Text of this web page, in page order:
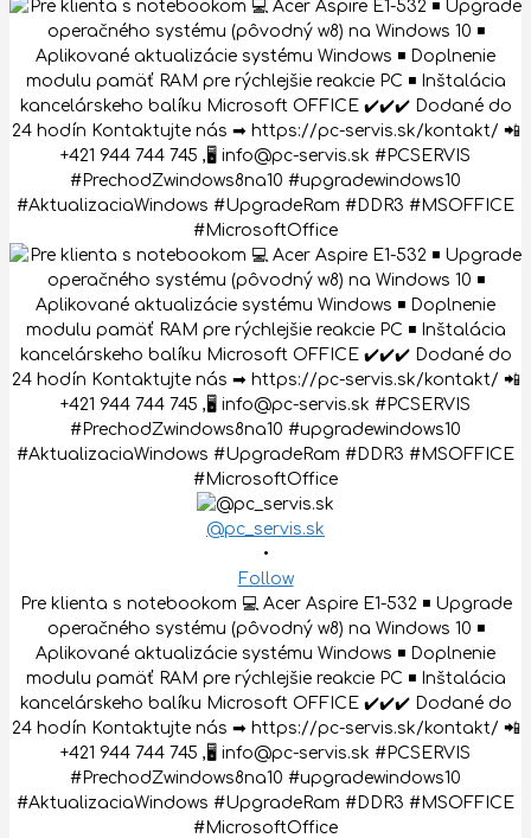
@pc_servis.sk
•
Follow
Pre klienta s notebookom 💻 Acer Aspire E1-532 ◾️ Upgrade
operačného systému (pôvodný w8) na Windows 10 ◾️
Aplikované aktualizácie systému Windows ◾️ Doplnenie
modulu pamäť RAM pre rýchlejšie reakcie PC ◾️ Inštalácia
kancelárskeho balíku Microsoft OFFICE ✔️✔️✔️ Dodané do
24 hodín Kontaktujte nás ➡ https://pc-servis.sk/kontakt/ 📲
+421 944 744 745 ,🖥 info@pc-servis.sk #PCSERVIS
#PrechodZwindows8na10 #upgradewindows10
#AktualizaciaWindows #UpgradeRam #DDR3 #MSOFFICE
#MicrosoftOffice